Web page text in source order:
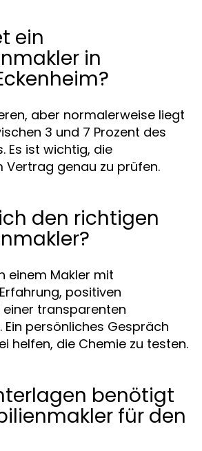
ein
in
aber normalerweise liegt
3 und 7 Prozent des
Es ist wichtig, die
Vertrag genau zu prüfen.
den richtigen
einem Makler mit
positiven
einer transparenten
Ein persönliches Gespräch
helfen, die Chemie zu testen.
benötigt
für den